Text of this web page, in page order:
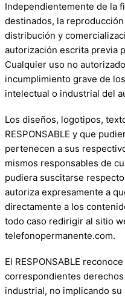
Independientemente de la
destinados, la
distribución y
autorización escrita previa
Cualquier uso no
incumplimiento grave de
intelectual o industrial del
Los diseños, logotipos,
RESPONSABLE y que
pertenecen a sus
mismos responsables de
pudiera suscitarse respecto
autoriza expresamente a
directamente a los
todo caso redirigir al sitio
telefonopermanente.com.
El RESPONSABLE
correspondientes
industrial, no implicando